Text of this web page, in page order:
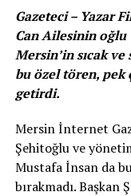
Gazeteci – Yazar
Can Ailesinin oğlu
Mersin’in sıcak
bu özel tören, pek
getirdi.
Mersin İnternet
Şehitoğlu ve
Mustafa İnsan da
bırakmadı.